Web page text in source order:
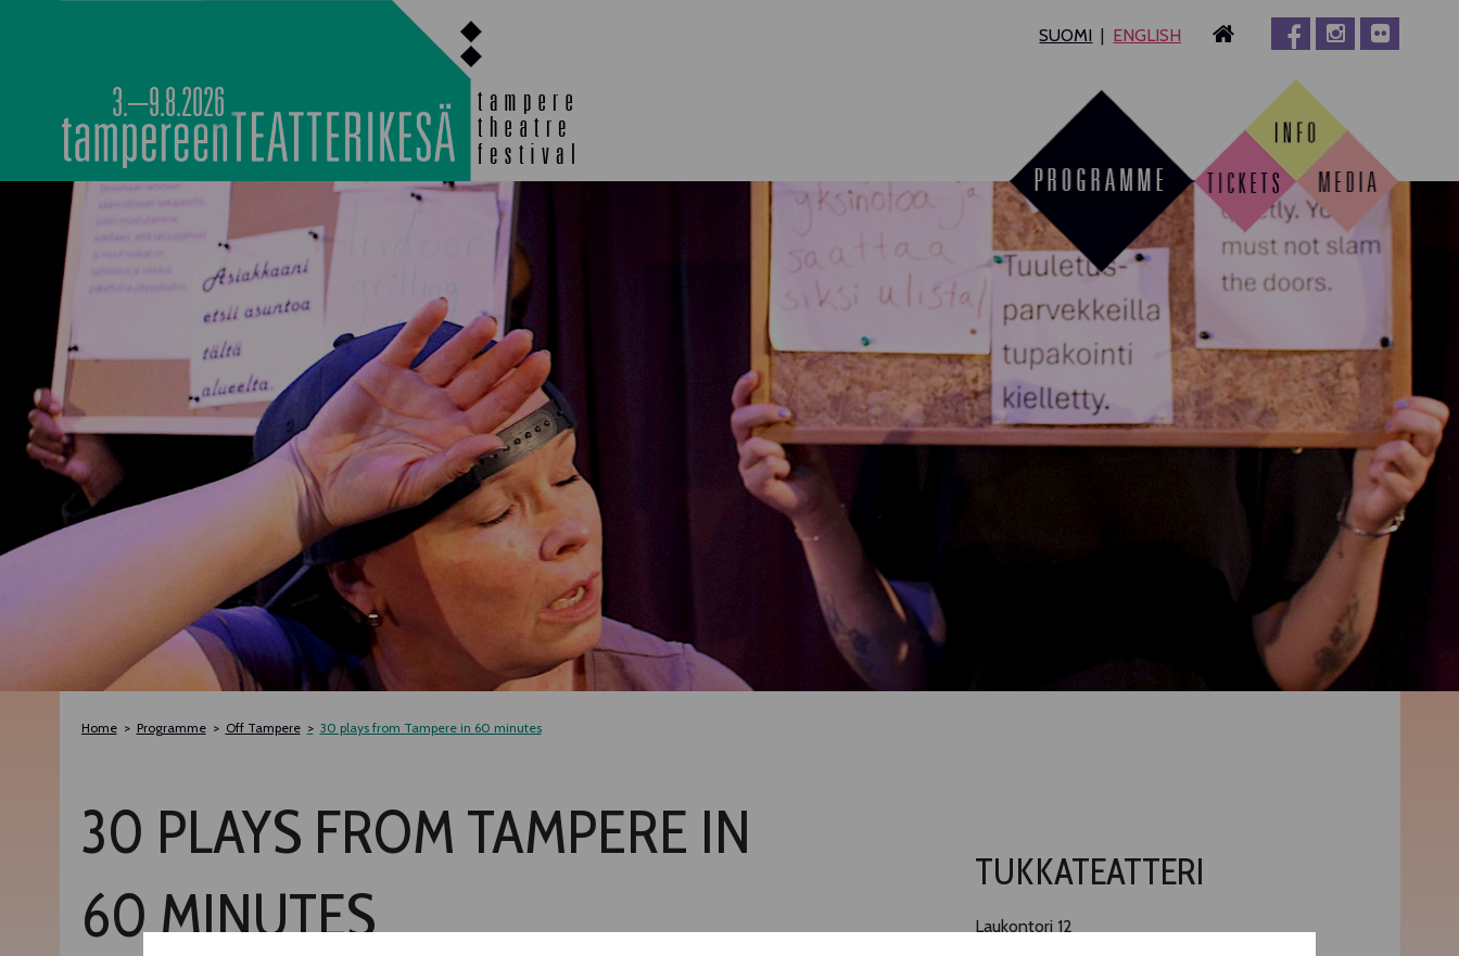
SUOMI ENGLISH
3.–9.8.2026
MAIN PROGRAMME OFF TAMPERE
NOCTURNAL HAPPENING
SEMINARS, MEETINGS AND
Home Programme Off Tampere 30 plays from Tampere in 60 minutes
30 PLAYS FROM TAMPERE IN
60 MINUTES
TUKKATEATTERI
Laukontori 12